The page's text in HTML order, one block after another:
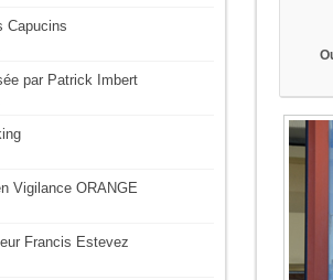
Capucins
par Patrick Imbert
Vigilance ORANGE
Francis Estevez